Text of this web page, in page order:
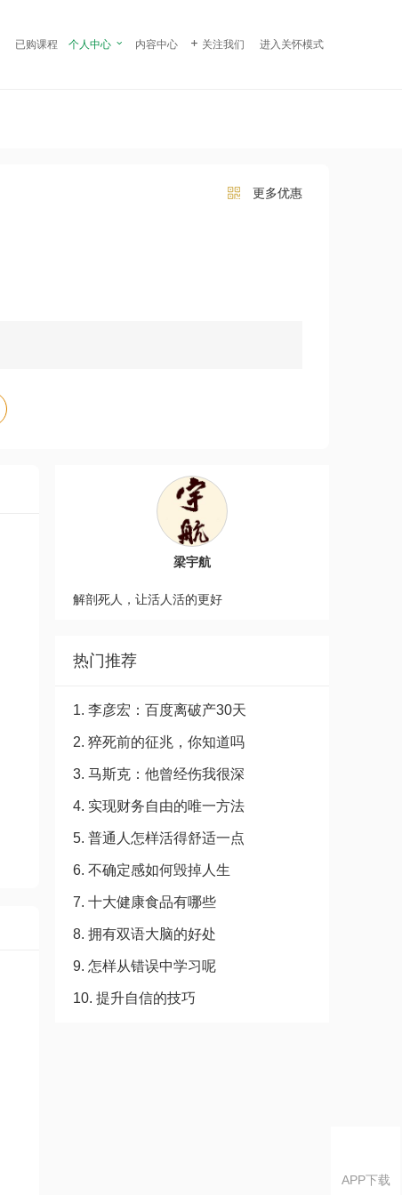
已购课程 个人中心  内容中心  关注我们 进入关怀模式
更多优惠
梁宇航
解剖死人，让活人活的更好
热门推荐
1. 李彦宏：百度离破产30天
2. 猝死前的征兆，你知道吗
3. 马斯克：他曾经伤我很深
4. 实现财务自由的唯一方法
5. 普通人怎样活得舒适一点
6. 不确定感如何毁掉人生
7. 十大健康食品有哪些
8. 拥有双语大脑的好处
9. 怎样从错误中学习呢
10. 提升自信的技巧
APP下载